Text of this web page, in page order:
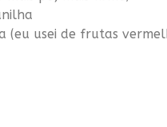
(eu usei de frutas